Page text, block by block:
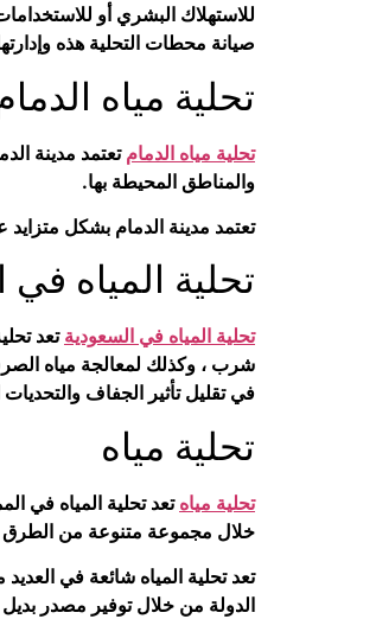
للاستهلاك البشري أو
صيانة محطات التحلية هذه
تحلية مياه
تحلية مياه الدمامتعتمد مدينة
والمناطق المحيطة بها.
تعتمد مدينة الدمام بشكل متزايد
تحلية المياه في
تحلية المياه في السعودية تعد
شرب ، وكذلك لمعالجة مياه
في تقليل تأثير الجفاف والتحديات
تحلية مياه
تحلية مياه تعد تحلية المياه في
خلال مجموعة متنوعة من الطرق
تعد تحلية المياه شائعة في
الدولة من خلال توفير مصدر